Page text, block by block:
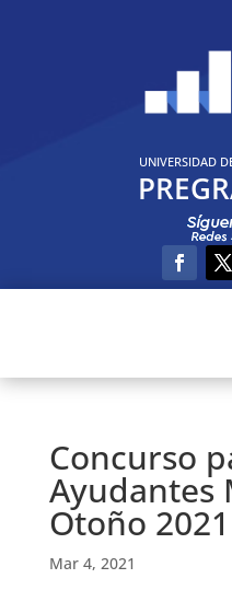
UNIVERSIDAD
Concurso
Ayudantes
Otoño 2021
Mar 4, 2021